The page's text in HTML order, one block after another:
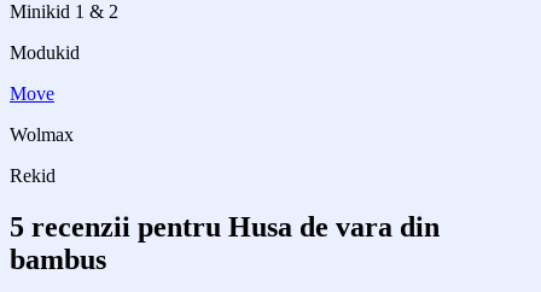
Minikid 1 & 2
Modukid
Move
Wolmax
Rekid
5 recenzii pentru Husa de vara din
bambus